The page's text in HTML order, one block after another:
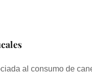
al consumo de